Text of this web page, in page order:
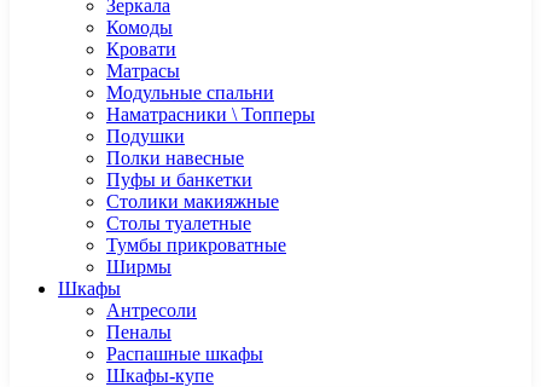
Зеркала
Комоды
Кровати
Матрасы
Модульные спальни
Наматрасники \ Топперы
Подушки
Полки навесные
Пуфы и банкетки
Столики макияжные
Столы туалетные
Тумбы прикроватные
Ширмы
Шкафы
Антресоли
Пеналы
Распашные шкафы
Шкафы-купе